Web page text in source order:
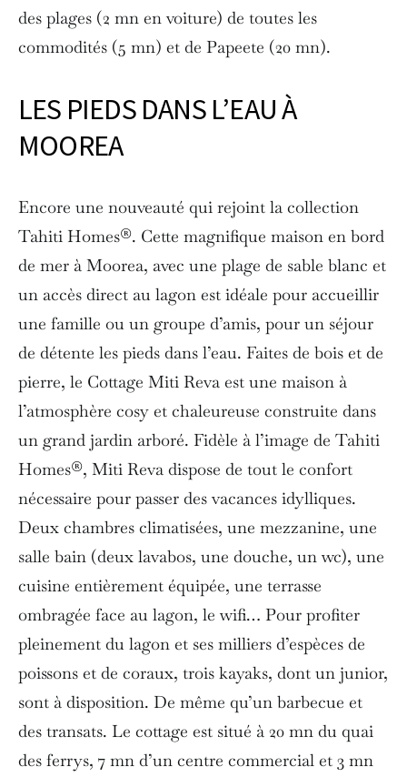
des plages (2 mn en voiture) de toutes les
commodités (5 mn) et de Papeete (20 mn).
LES PIEDS DANS L’EAU À
MOOREA
Encore une nouveauté qui rejoint la collection
Tahiti Homes®. Cette magnifique maison en bord
de mer à Moorea, avec une plage de sable blanc et
un accès direct au lagon est idéale pour accueillir
une famille ou un groupe d’amis, pour un séjour
de détente les pieds dans l’eau. Faites de bois et de
pierre, le Cottage Miti Reva est une maison à
l’atmosphère cosy et chaleureuse construite dans
un grand jardin arboré. Fidèle à l’image de Tahiti
Homes®, Miti Reva dispose de tout le confort
nécessaire pour passer des vacances idylliques.
Deux chambres climatisées, une mezzanine, une
salle bain (deux lavabos, une douche, un wc), une
cuisine entièrement équipée, une terrasse
ombragée face au lagon, le wifi… Pour profiter
pleinement du lagon et ses milliers d’espèces de
poissons et de coraux, trois kayaks, dont un junior,
sont à disposition. De même qu’un barbecue et
des transats. Le cottage est situé à 20 mn du quai
des ferrys, 7 mn d’un centre commercial et 3 mn